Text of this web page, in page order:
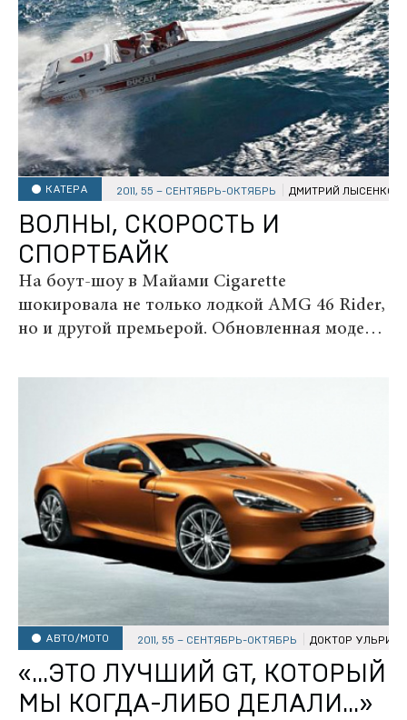
КАТЕРА 2011, 55 – СЕНТЯБРЬ-ОКТЯБРЬ ДМИТРИЙ ЛЫСЕНКОВ
ВОЛНЫ, СКОРОСТЬ И
СПОРТБАЙК
На боут-шоу в Майами Cigarette
шокировала не только лодкой AMG 46 Rider,
но и другой премьерой. Обновленная модель
работы американской верфи и лучшего
АВТО/МОТО 2011, 55 – СЕНТЯБРЬ-ОКТЯБРЬ ДОКТОР УЛЬРИХ
«...ЭТО ЛУЧШИЙ GT, КОТОРЫЙ
МЫ КОГДА-ЛИБО ДЕЛАЛИ…»